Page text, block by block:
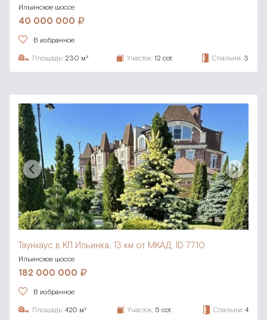
Ильинское шоссе
40 000 000
В избранное
Площадь: 230 м² Участок: 12 сот. Спальни: 3
Таунхаус в КП Ильинка, 13 км от МКАД, ID 7710
Ильинское шоссе
182 000 000
В избранное
Площадь: 420 м² Участок: 5 сот. Спальни: 4